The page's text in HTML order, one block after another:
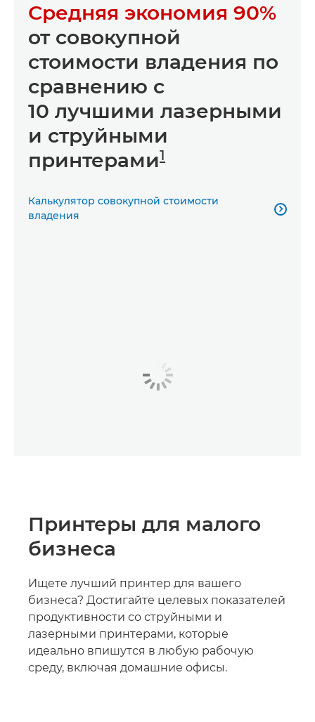
Средняя экономия 90%
от совокупной
стоимости владения по
сравнению с
10 лучшими лазерными
и струйными
принтерами1
Калькулятор совокупной стоимости
владения

Принтеры для малого
бизнеса
Ищете лучший принтер для вашего
бизнеса? Достигайте целевых показателей
продуктивности со струйными и
лазерными принтерами, которые
идеально впишутся в любую рабочую
среду, включая домашние офисы.